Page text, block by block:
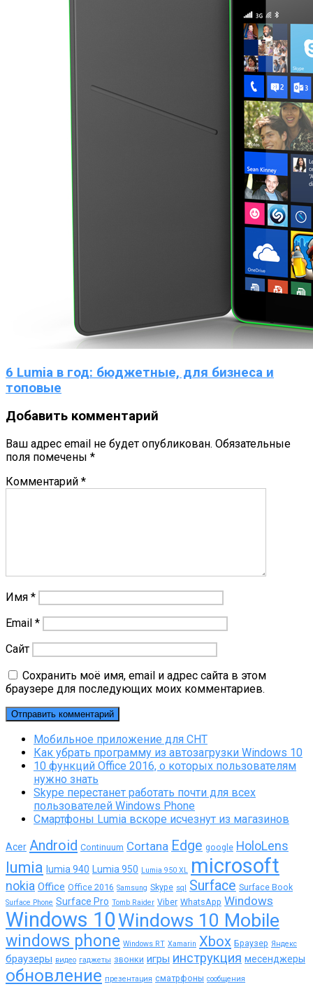
6 Lumia в год: бюджетные, для бизнеса и
топовые
Добавить комментарий
Ваш адрес email не будет опубликован. Обязательные
поля помечены *
Комментарий *
Имя *
Email *
Сайт
Сохранить моё имя, email и адрес сайта в этом
браузере для последующих моих комментариев.
Мобильное приложение для СНТ
Как убрать программу из автозагрузки Windows 10
10 функций Office 2016, о которых пользователям
нужно знать
Skype перестанет работать почти для всех
пользователей Windows Phone
Смартфоны Lumia вскоре исчезнут из магазинов
Acer Android Continuum Cortana Edge google HoloLens
lumia lumia 940 Lumia 950 Lumia 950 XL microsoft
nokia Office Office 2016 Samsung Skype sql Surface Surface Book
Surface Phone Surface Pro Tomb Raider Viber WhatsApp Windows
Windows 10Windows 10 Mobile
windows phone Windows RT Xamarin Xbox Браузер Яндекс
браузеры видео гаджеты звонки игры инструкция месенджеры
обновление презентация сматрфоны сообщения